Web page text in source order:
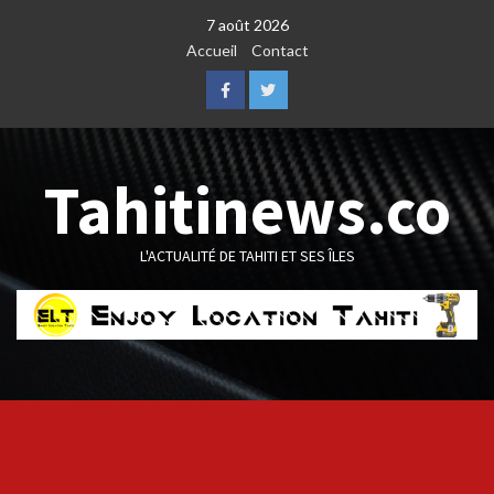
7 août 2026
Accueil
Contact
FacebookTwitter
Tahitinews.co
L'ACTUALITÉ DE TAHITI ET SES ÎLES